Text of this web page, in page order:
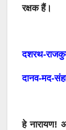
रक्षक हैं।
दशरथ-
दानव-मद-
हे नारायण!